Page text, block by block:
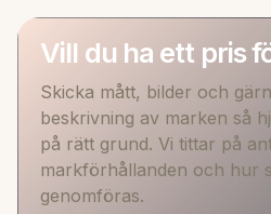
Vill du ha ett pris
Skicka mått, bilder och
beskrivning av marken så
på rätt grund. Vi tittar på
markförhållanden och hur
genomföras.